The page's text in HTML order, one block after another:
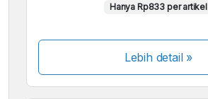
Hanya Rp833 per artikel
Lebih detail »